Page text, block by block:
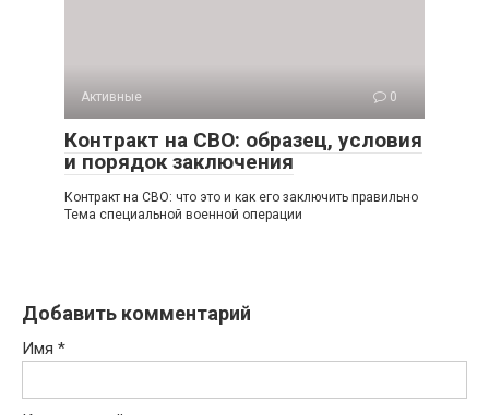
Активные 0
Контракт на СВО: образец, условия
и порядок заключения
Контракт на СВО: что это и как его заключить правильно
Тема специальной военной операции
Добавить комментарий
Имя *